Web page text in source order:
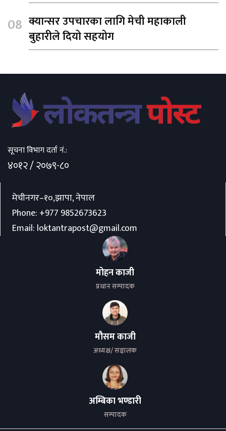
क्यान्सर उपचारका लागि मेची महाकाली
बुहारीले दियो सहयोग
सूचना विभाग दर्ता नं.:
४०१२ / २०७९-८०
मेचीनगर–१०,झापा, नेपाल
Phone: +977 9852673623
Email: loktantrapost@gmail.com
मोहन काजी
प्रधान सम्पादक
मौसम काजी
अध्यक्ष/ सञ्चालक
अम्बिका भण्डारी
सम्पादक